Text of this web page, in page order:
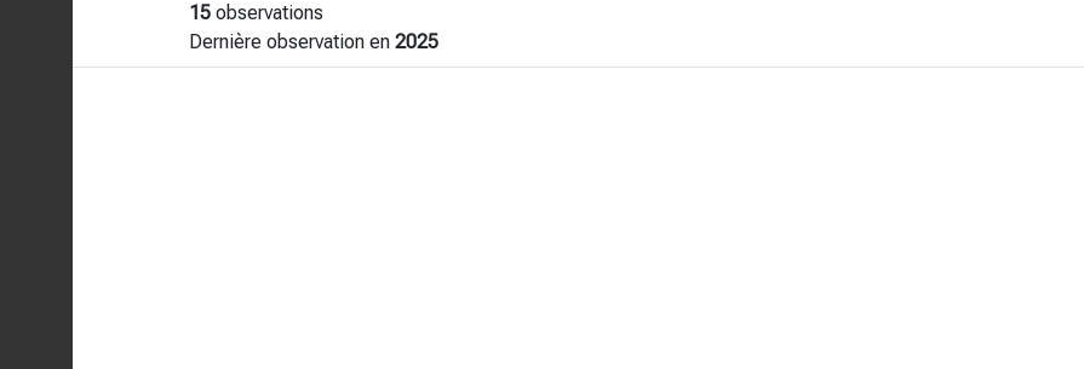
15 observations
Dernière observation en 2025